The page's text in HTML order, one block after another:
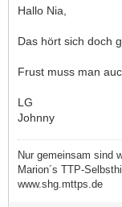
Hallo Nia,
Das hört sich doch
Frust muss man
LG
Johnny
Nur gemeinsam sind
Marion´s TTP-
www.shg.mttps.de